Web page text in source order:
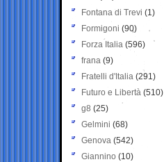
Fontana di Trevi (1)
Formigoni (90)
Forza Italia (596)
frana (9)
Fratelli d'Italia (291)
Futuro e Libertà (510)
g8 (25)
Gelmini (68)
Genova (542)
Giannino (10)